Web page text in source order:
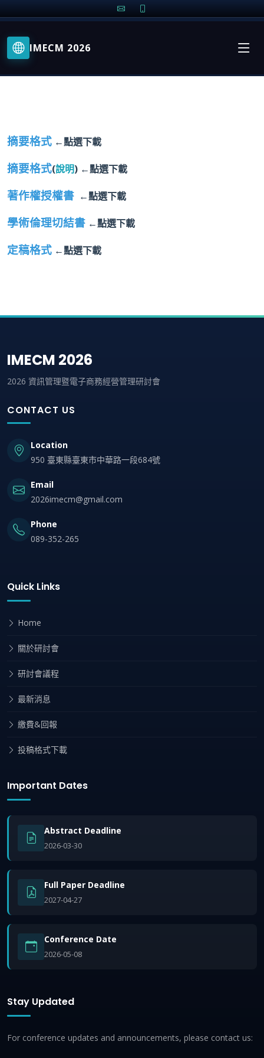
IMECM 2026
投稿格式下載
Home
摘要格式 ←點選下載
摘要格式(說明) ←點選下載
著作權授權書 ←點選下載
學術倫理切結書 ←點選下載
定稿格式 ←點選下載
IMECM 2026
2026 資訊管理暨電子商務經營管理研討會
CONTACT US
Location
950 臺東縣臺東市中華路一段684號
Email
2026imecm@gmail.com
Phone
089-352-265
Quick Links
Home
關於研討會
研討會議程
最新消息
繳費&回報
投稿格式下載
Important Dates
Abstract Deadline
2026-03-30
Full Paper Deadline
2027-04-27
Conference Date
2026-05-08
Stay Updated
For conference updates and announcements, please contact us: